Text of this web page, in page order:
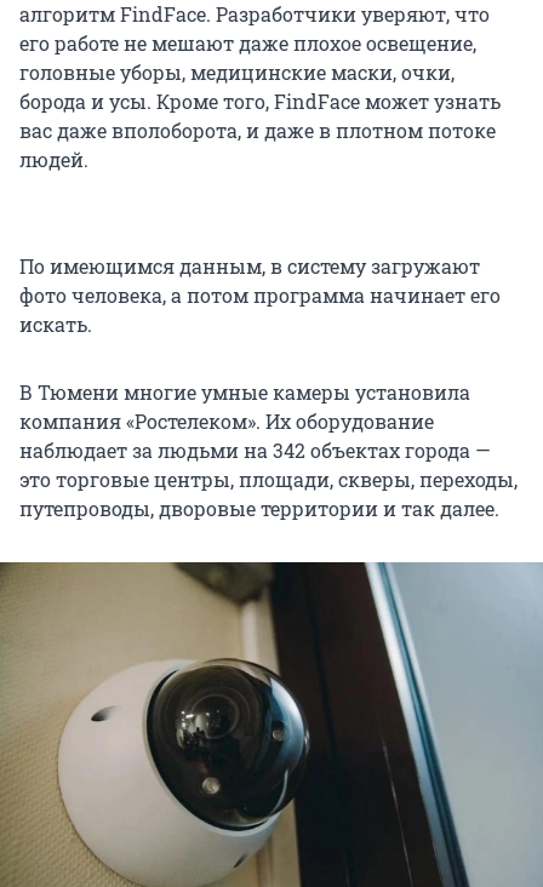
алгоритм FindFace. Разработчики уверяют, что
его работе не мешают даже плохое освещение,
головные уборы, медицинские маски, очки,
борода и усы. Кроме того, FindFace может узнать
вас даже вполоборота, и даже в плотном потоке
людей.
По имеющимся данным, в систему загружают
фото человека, а потом программа начинает его
искать.
В Тюмени многие умные камеры установила
компания «Ростелеком». Их оборудование
наблюдает за людьми на 342 объектах города —
это торговые центры, площади, скверы, переходы,
путепроводы, дворовые территории и так далее.